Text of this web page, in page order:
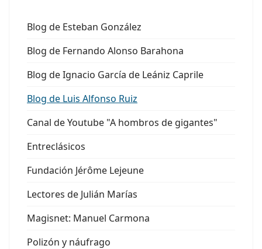
Blog de Esteban González
Blog de Fernando Alonso Barahona
Blog de Ignacio García de Leániz Caprile
Blog de Luis Alfonso Ruiz
Canal de Youtube "A hombros de gigantes"
Entreclásicos
Fundación Jérôme Lejeune
Lectores de Julián Marías
Magisnet: Manuel Carmona
Polizón y náufrago